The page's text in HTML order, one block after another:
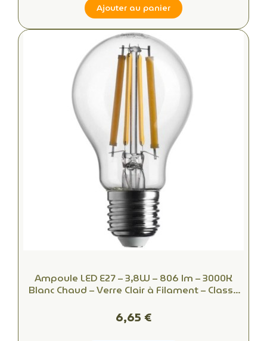
Ajouter au panier
Ampoule LED E27 – 3,8W – 806 lm – 3000K
Blanc Chaud – Verre Clair à Filament – Classe
6,65 €